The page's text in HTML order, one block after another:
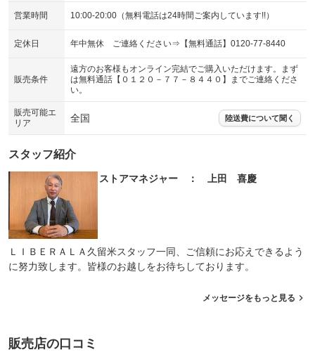
営業時間 10:00-20:00（無料電話は24時間ご案内しています!!）
定休日 年中無休 ご連絡ください⇒【無料通話】0120-77-8440
販売条件
遠方のお客様もオンライン完結でご購入いただけます。まず
は無料通話【０１２０－７７－８４４０】までご連絡くださ
い。
販売可能エ
リア
全国 陸送費について聞く
スタッフ紹介
ストアマネジャー ： 上田 喜慶
ＬＩＢＥＲＡＬＡ久留米スタッフ一同、ご信頼にお応えできるよう
に努力致します。皆様のお越しをお待ちしております。
メッセージをもっと見る
販売店の口コミ